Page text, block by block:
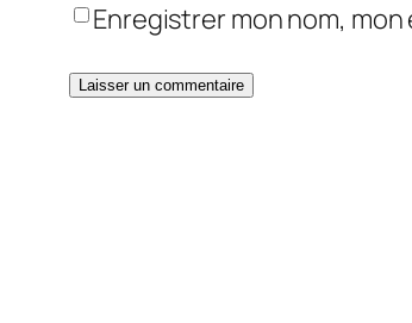
Enregistrer mon nom,